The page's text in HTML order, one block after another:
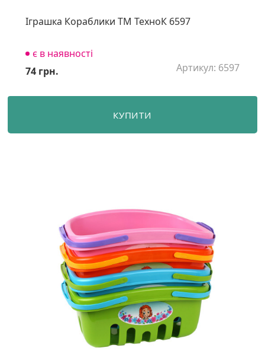
Іграшка Кораблики ТМ ТехноК 6597
є в наявності
Артикул: 6597
74 грн.
КУПИТИ